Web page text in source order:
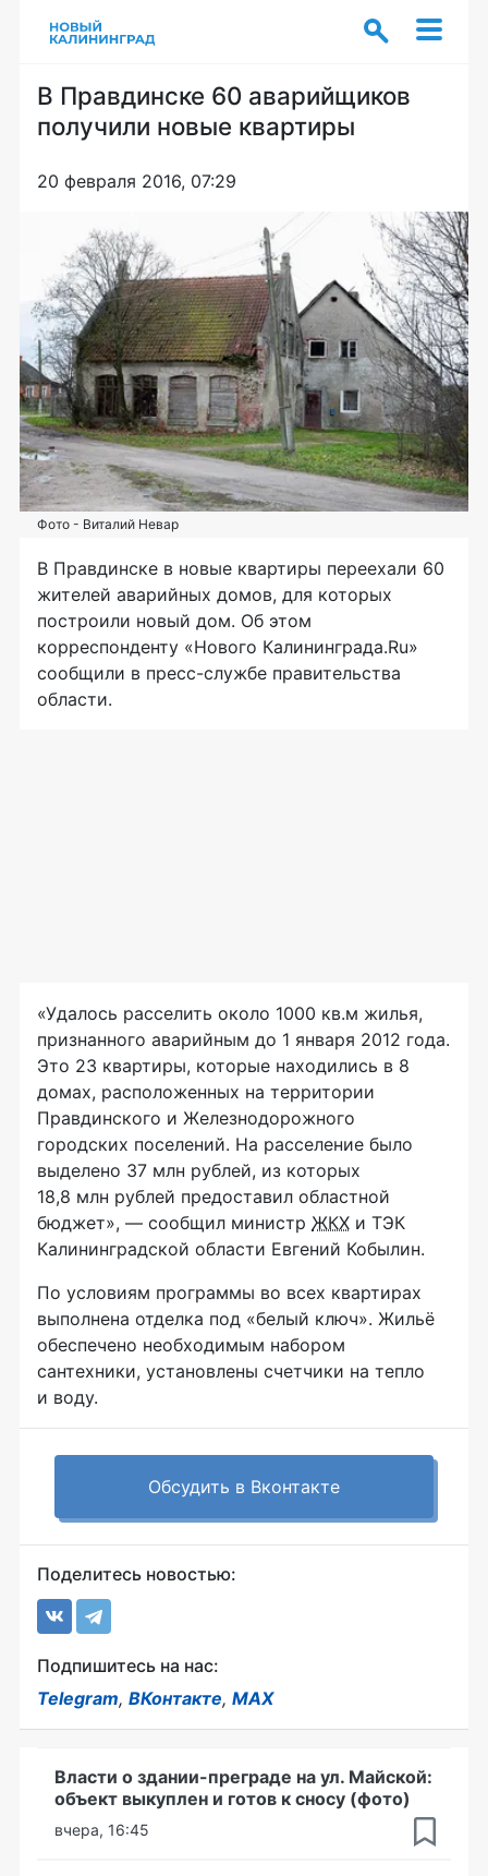
В Правдинске 60 аварийщиков
получили новые квартиры
20 февраля 2016, 07:29
Фото - Виталий Невар
В Правдинске в новые квартиры переехали 60
жителей аварийных домов, для которых
построили новый дом. Об этом
корреспонденту «Нового Калининграда.Ru»
сообщили в пресс-службе правительства
области.
«Удалось расселить около 1000 кв.м жилья,
признанного аварийным до 1 января 2012 года.
Это 23 квартиры, которые находились в 8
домах, расположенных на территории
Правдинского и Железнодорожного
городских поселений. На расселение было
выделено 37 млн рублей, из которых
18,8 млн рублей предоставил областной
бюджет», — сообщил министр ЖКХ и ТЭК
Калининградской области Евгений Кобылин.
По условиям программы во всех квартирах
выполнена отделка под «белый ключ». Жильё
обеспечено необходимым набором
сантехники, установлены счетчики на тепло
и воду.
Обсудить в Вконтакте
Поделитесь новостью:
Подпишитесь на нас:
Telegram, ВКонтакте, MAX
Власти о здании-преграде на ул. Майской:
объект выкуплен и готов к сносу (фото)
вчера, 16:45